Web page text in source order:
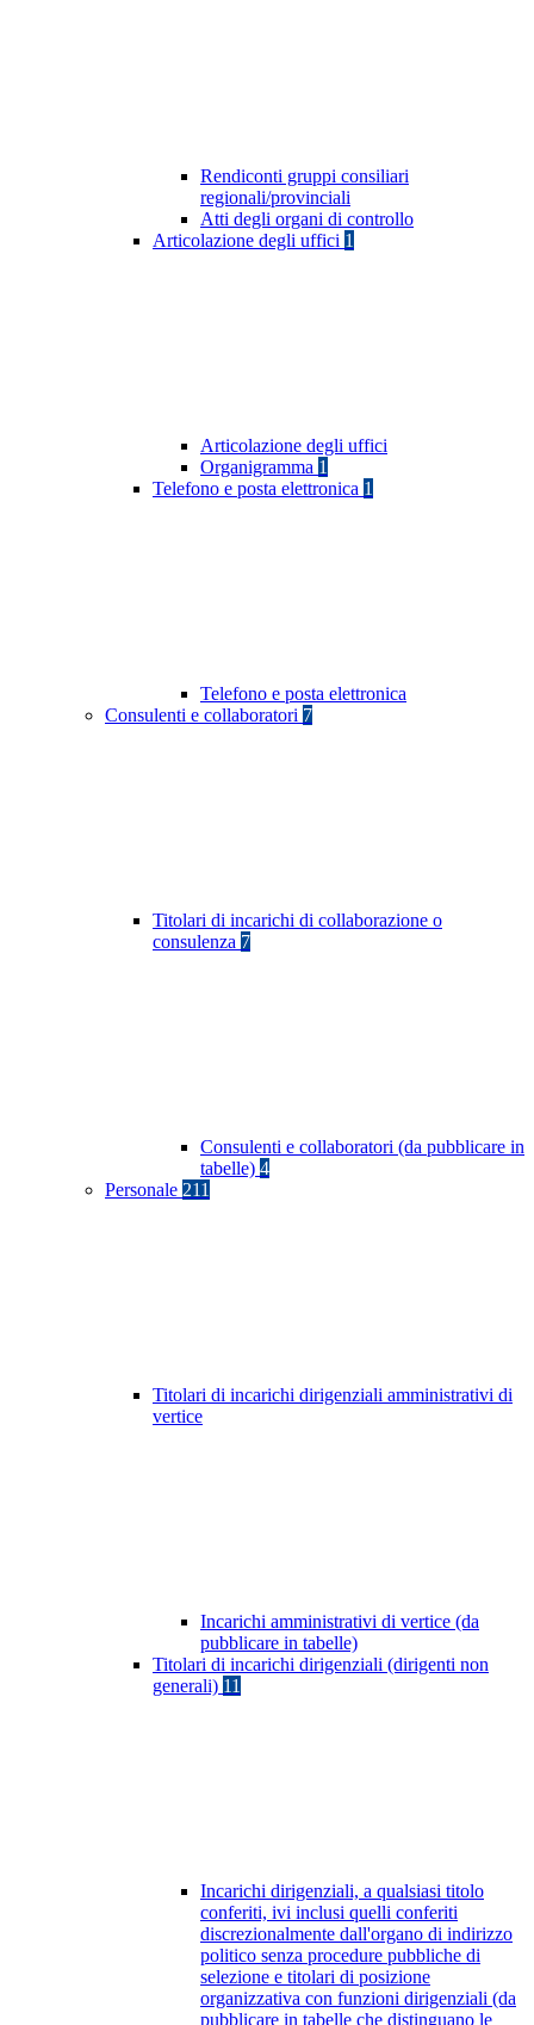
Rendiconti gruppi consiliari
regionali/provinciali
Atti degli organi di controllo
Articolazione degli uffici 1
Articolazione degli uffici
Organigramma 1
Telefono e posta elettronica 1
Telefono e posta elettronica
Consulenti e collaboratori 7
Titolari di incarichi di collaborazione o
consulenza 7
Consulenti e collaboratori (da pubblicare in
tabelle) 4
Personale 211
Titolari di incarichi dirigenziali amministrativi di
vertice
Incarichi amministrativi di vertice (da
pubblicare in tabelle)
Titolari di incarichi dirigenziali (dirigenti non
generali) 11
Incarichi dirigenziali, a qualsiasi titolo
conferiti, ivi inclusi quelli conferiti
discrezionalmente dall'organo di indirizzo
politico senza procedure pubbliche di
selezione e titolari di posizione
organizzativa con funzioni dirigenziali (da
pubblicare in tabelle che distinguano le